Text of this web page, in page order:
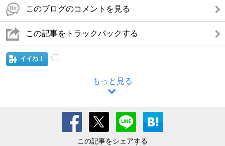
このブログのコメントを見る
この記事をトラックバックする
イイね！
もっと見る
この記事をシェアする